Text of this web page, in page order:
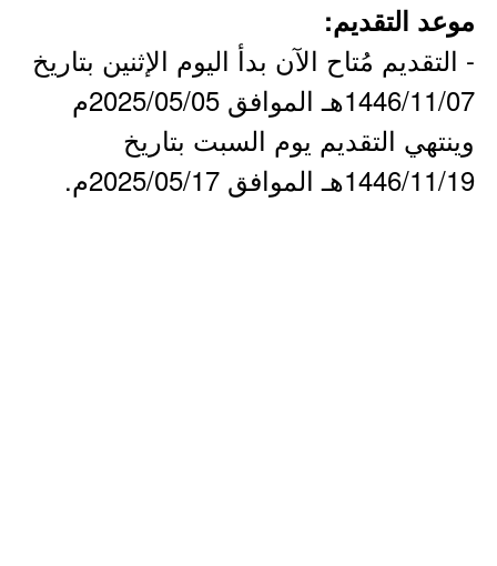
موعد التقديم:
- التقديم مُتاح الآن بدأ اليوم الإثنين بتاريخ
1446/11/07هـ الموافق 2025/05/05م
وينتهي التقديم يوم السبت بتاريخ
1446/11/19هـ الموافق 2025/05/17م.